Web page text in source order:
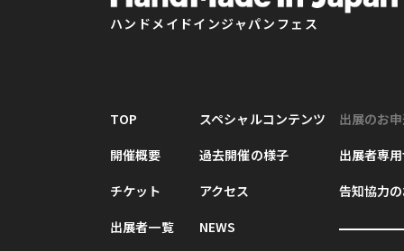
ハンドメイドインジャパンフェス
TOP
開催概要
チケット
出展者一覧
スペシャルコンテンツ
過去開催の様子
アクセス
NEWS
出展のお
出展者専
告知協力